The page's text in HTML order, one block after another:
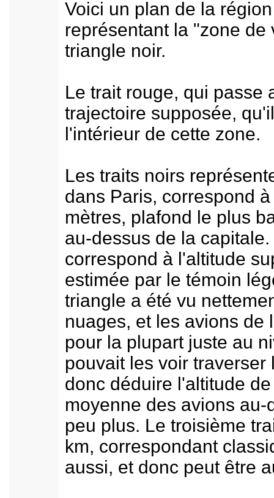
Voici un plan de la
représentant la "zone
triangle noir.
Le trait rouge, qui passe
trajectoire supposée,
l'intérieur de cette zone.
Les traits noirs
dans Paris, correspond
mètres, plafond le plus
au-dessus de la
correspond à l'altitude
estimée par le témoin
triangle a été vu
nuages, et les avions de
pour la plupart juste au
pouvait les voir
donc déduire l'altitude
moyenne des avions
peu plus. Le troisième
km, correspondant
aussi, et donc peut être